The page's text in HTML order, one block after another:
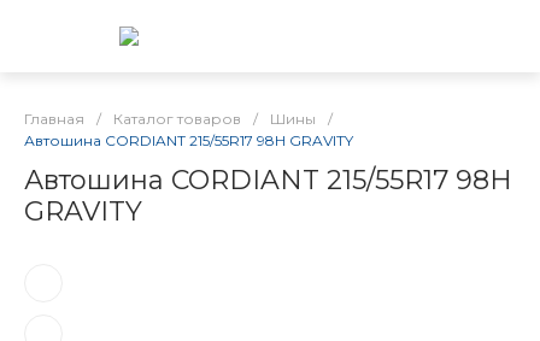
Главная / Каталог товаров / Шины
/
Автошина CORDIANT 215/55R17 98H GRAVITY
Автошина CORDIANT 215/55R17 98H
GRAVITY